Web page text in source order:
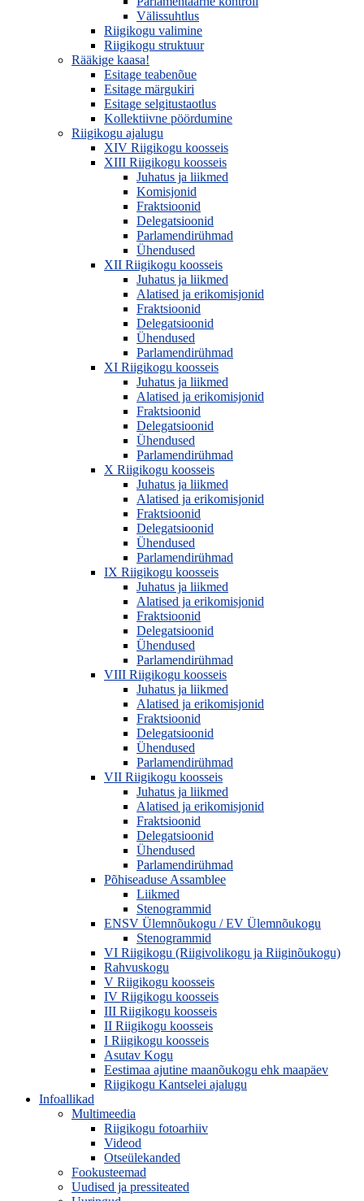
Välissuhtlus
Riigikogu valimine
Riigikogu struktuur
Rääkige kaasa!
Esitage teabenõue
Esitage märgukiri
Esitage selgitustaotlus
Kollektiivne pöördumine
Riigikogu ajalugu
XIV Riigikogu koosseis
XIII Riigikogu koosseis
Juhatus ja liikmed
Komisjonid
Fraktsioonid
Delegatsioonid
Parlamendirühmad
Ühendused
XII Riigikogu koosseis
Juhatus ja liikmed
Alatised ja erikomisjonid
Fraktsioonid
Delegatsioonid
Ühendused
Parlamendirühmad
XI Riigikogu koosseis
Juhatus ja liikmed
Alatised ja erikomisjonid
Fraktsioonid
Delegatsioonid
Ühendused
Parlamendirühmad
X Riigikogu koosseis
Juhatus ja liikmed
Alatised ja erikomisjonid
Fraktsioonid
Delegatsioonid
Ühendused
Parlamendirühmad
IX Riigikogu koosseis
Juhatus ja liikmed
Alatised ja erikomisjonid
Fraktsioonid
Delegatsioonid
Ühendused
Parlamendirühmad
VIII Riigikogu koosseis
Juhatus ja liikmed
Alatised ja erikomisjonid
Fraktsioonid
Delegatsioonid
Ühendused
Parlamendirühmad
VII Riigikogu koosseis
Juhatus ja liikmed
Alatised ja erikomisjonid
Fraktsioonid
Delegatsioonid
Ühendused
Parlamendirühmad
Põhiseaduse Assamblee
Liikmed
Stenogrammid
ENSV Ülemnõukogu / EV Ülemnõukogu
Stenogrammid
VI Riigikogu (Riigivolikogu ja Riiginõukogu)
Rahvuskogu
V Riigikogu koosseis
IV Riigikogu koosseis
III Riigikogu koosseis
II Riigikogu koosseis
I Riigikogu koosseis
Asutav Kogu
Eestimaa ajutine maanõukogu ehk maapäev
Riigikogu Kantselei ajalugu
Infoallikad
Multimeedia
Riigikogu fotoarhiiv
Videod
Otseülekanded
Fookusteemad
Uudised ja pressiteated